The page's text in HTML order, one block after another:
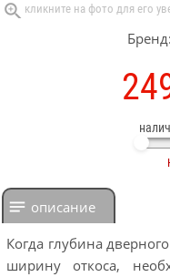
Бренд:
описание
Когда глубина
ширину откоса,